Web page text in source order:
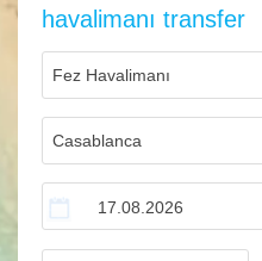
havalimanı transfer